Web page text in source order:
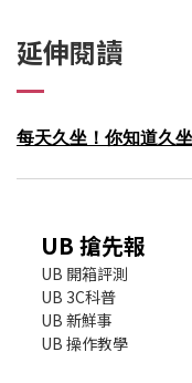
延伸閱讀
每天久坐！你知道久
UB 搶先報
UB 開箱評測
UB 3C科普
UB 新鮮事
UB 操作教學